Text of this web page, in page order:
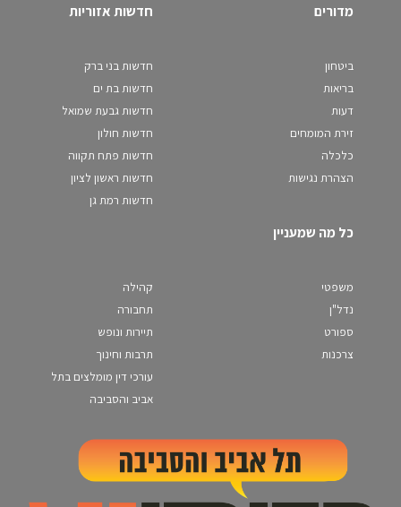
מדורים
ביטחון
בריאות
דעות
זירת המומחים
כלכלה
הצהרת נגישות
חדשות אזוריות
חדשות בני ברק
חדשות בת ים
חדשות גבעת שמואל
חדשות חולון
חדשות פתח תקווה
חדשות ראשון לציון
חדשות רמת גן
כל מה שמעניין
משפטי
נדל"ן
ספורט
צרכנות
קהילה
תחבורה
תיירות ונופש
תרבות וחינוך
עורכי דין מומלצים בתל
אביב והסביבה